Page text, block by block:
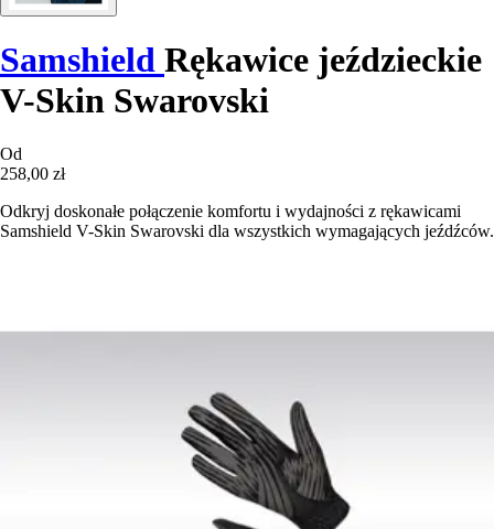
Samshield Rękawice jeździeckie
V-Skin Swarovski
Od
258,00 zł
Odkryj doskonałe połączenie komfortu i wydajności z rękawicami
Samshield V-Skin Swarovski dla wszystkich wymagających jeźdźców.